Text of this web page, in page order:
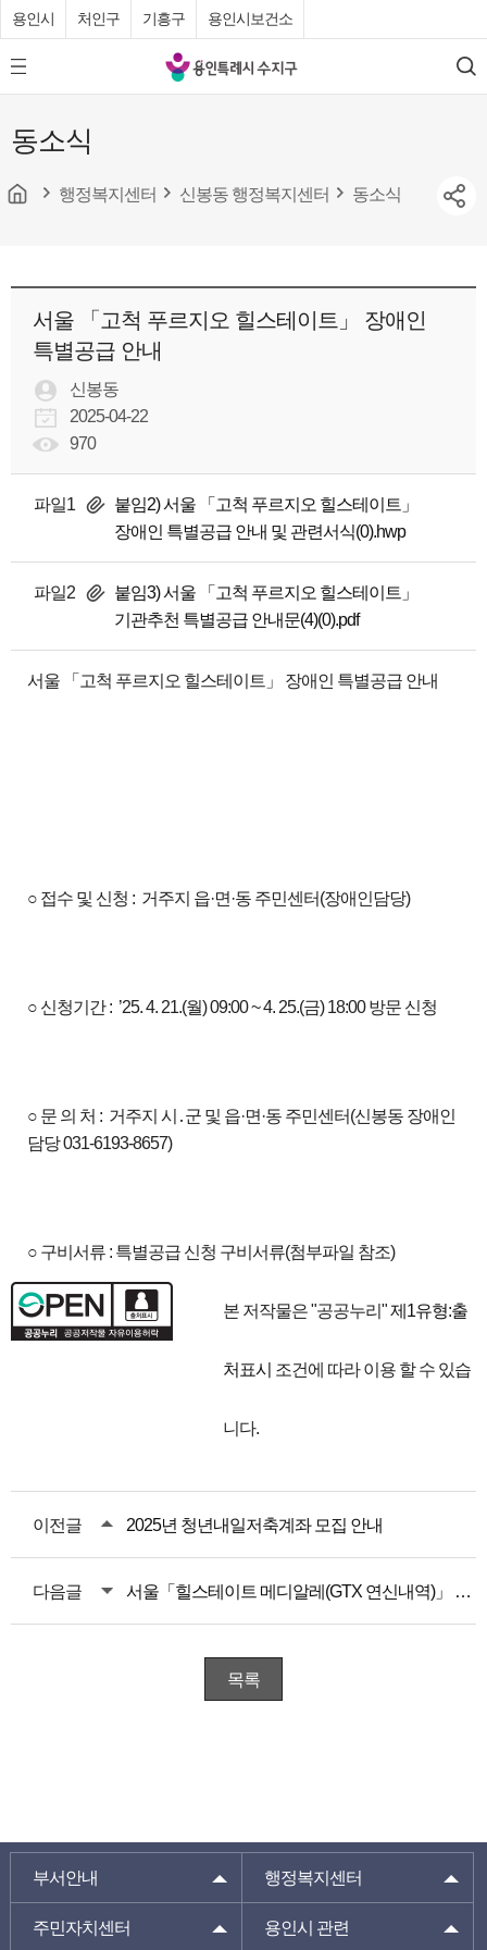
용인시 처인구 기흥구 용인시보건소
모
바
메
뉴
튼
용
인
수
청
검
색
동소식
행정복지센터 신봉동 행정복지센터 동소식
서울 「고척 푸르지오 힐스테이트」 장애인
특별공급 안내
신봉동
2025-04-22
970
파일1
붙임2) 서울 「고척 푸르지오 힐스테이트」
장애인 특별공급 안내 및 관련서식(0).hwp
파일2
붙임3) 서울 「고척 푸르지오 힐스테이트」
기관추천 특별공급 안내문(4)(0).pdf
서울 「고척 푸르지오 힐스테이트」 장애인 특별공급 안내
○ 접수 및 신청 : 거주지 읍·면·동 주민센터(장애인담당)
○ 신청기간 : ’25. 4. 21.(월) 09:00 ~ 4. 25.(금) 18:00 방문 신청
○ 문 의 처 : 거주지 시․군 및 읍·면·동 주민센터(신봉동 장애인
담당 031-6193-8657)
○ 구비서류 : 특별공급 신청 구비서류(첨부파일 참조)
본 저작물은 "공공누리"제1유형:출
처표시 조건에 따라 이용 할 수 있습
니다.
이전글 2025년 청년내일저축계좌 모집 안내
다음글 서울「힐스테이트 메디알레(GTX 연신내역)」 장애인 특별공급 안내
목록
부서안내 행정복지센터
주민자치센터 용인시 관련